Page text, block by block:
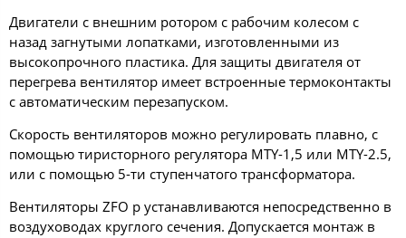
Двигатели с внешним ротором с рабочим колесом с
назад загнутыми лопатками, изготовленными из
высокопрочного пластика. Для защиты двигателя от
перегрева вентилятор имеет встроенные термоконтакты
с автоматическим перезапуском.
Скорость вентиляторов можно регулировать плавно, с
помощью тиристорного регулятора MTY-1,5 или MTY-2.5,
или с помощью 5-ти ступенчатого трансформатора.
Вентиляторы ZFO p устанавливаются непосредственно в
воздуховодах круглого сечения. Допускается монтаж в